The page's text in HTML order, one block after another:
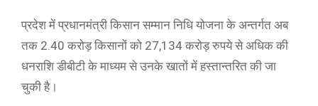
प्रदेश में प्रधानमंत्री किसान सम्मान निधि योजना के अन्तर्गत अब
तक 2.40 करोड़ किसानों को 27,134 करोड़ रुपये से अधिक की
धनराशि डीबीटी के माध्यम से उनके खातों में हस्तान्तरित की जा
चुकी है।